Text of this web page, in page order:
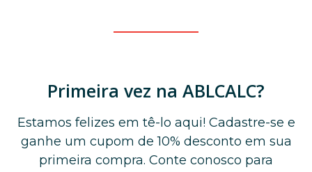
Primeira vez na ABLCALC?
Estamos felizes em tê-lo aqui! Cadastre-se e
ganhe um cupom de 10% desconto em sua
primeira compra. Conte conosco para